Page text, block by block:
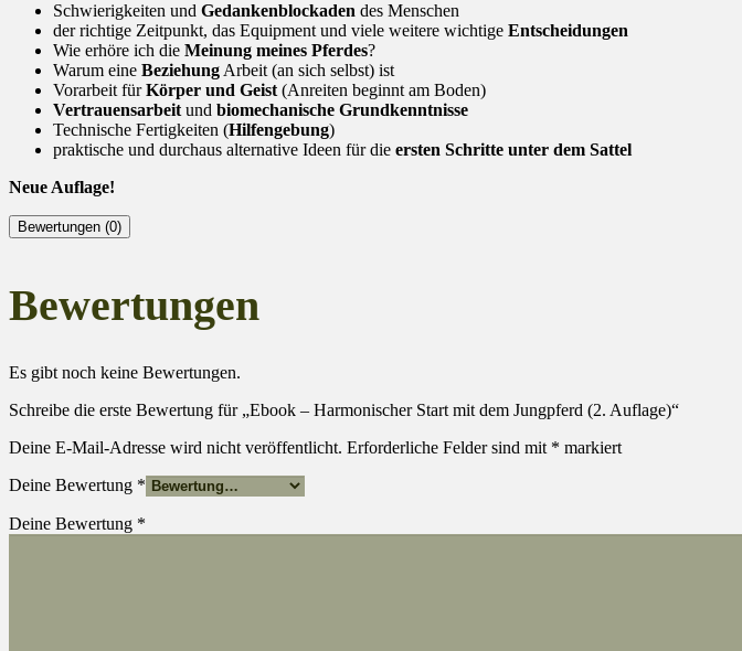
Schwierigkeiten und Gedankenblockaden des Menschen
der richtige Zeitpunkt, das Equipment und viele weitere wichtige Entscheidungen
Wie erhöre ich die Meinung meines Pferdes?
Warum eine Beziehung Arbeit (an sich selbst) ist
Vorarbeit fürKörper und Geist (Anreiten beginnt am Boden)
Vertrauensarbeit und biomechanische Grundkenntnisse
Technische Fertigkeiten (Hilfengebung)
praktische und durchaus alternative Ideen für die ersten Schritte unter dem Sattel
Neue Auflage!
Bewertungen (0)
Bewertungen
Es gibt noch keine Bewertungen.
Schreibe die erste Bewertung für „Ebook – Harmonischer Start mit dem Jungpferd (2. Auflage)“
Deine E-Mail-Adresse wird nicht veröffentlicht. Erforderliche Felder sind mit * markiert
Deine Bewertung *
Deine Bewertung *